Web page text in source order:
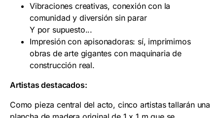
Vibraciones creativas, conexión con la
comunidad y diversión sin parar
Y por supuesto...
Impresión con apisonadoras: sí, imprimimos
obras de arte gigantes con maquinaria de
construcción real.
Artistas destacados:
Como pieza central del acto, cinco artistas tallarán una